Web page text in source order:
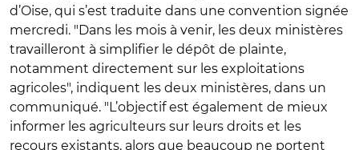
d’Oise, qui s’est traduite dans une convention signée
mercredi. "Dans les mois à venir, les deux ministères
travailleront à simplifier le dépôt de plainte,
notamment directement sur les exploitations
agricoles", indiquent les deux ministères, dans un
communiqué. "L’objectif est également de mieux
informer les agriculteurs sur leurs droits et les
recours existants, alors que beaucoup ne portent